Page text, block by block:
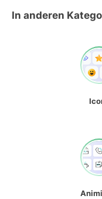
In anderen